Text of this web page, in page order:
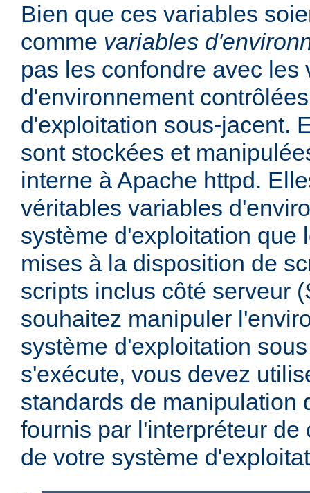
Bien que ces variables
comme variables
pas les confondre avec les
d'environnement
d'exploitation sous-jacent.
sont stockées et
interne à Apache httpd.
véritables variables
système d'exploitation que
mises à la disposition de
scripts inclus côté serveur
souhaitez manipuler
système d'exploitation
s'exécute, vous devez
standards de manipulation
fournis par l'interpréteur de
de votre système